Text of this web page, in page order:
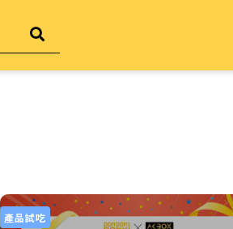
產品試吃